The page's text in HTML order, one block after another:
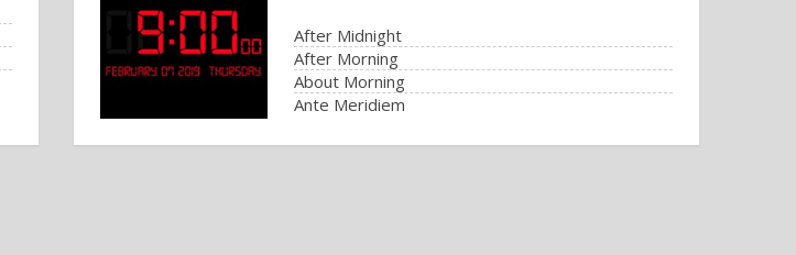
After Midnight
After Morning
About Morning
Ante Meridiem